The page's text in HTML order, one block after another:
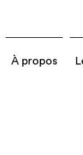
À propos